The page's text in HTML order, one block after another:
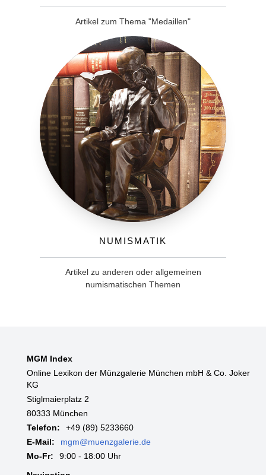
Artikel zum Thema "Medaillen"
Numismatik
Artikel zu anderen oder allgemeinen
numismatischen Themen
MGM Index
Online Lexikon der Münzgalerie München mbH & Co. Joker
KG
Stiglmaierplatz 2
80333 München
Telefon:
+49 (89) 5233660
E-Mail:
mgm@muenzgalerie.de
Mo-Fr:
9:00 - 18:00 Uhr